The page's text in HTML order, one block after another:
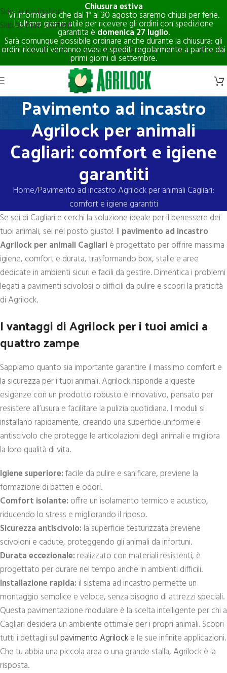
Chiusura estiva
Vi informiamo che dal 1° al 30 agosto saremo chiusi per ferie.
L'ultimo giorno utile per ricevere gli ordini con spedizione
garantita è domenica 27 luglio.
Sarà comunque possibile ordinare anche durante la chiusura: gli
ordini ricevuti verranno evasi e spediti regolarmente a partire dai
primi giorni di settembre.
Skip to navigation
Skip to main content
Pavimento ad incastro
Agrilock per animali
Cagliari: comfort e igiene
garantiti
Home Pavimento ad incastro Agrilock per animali Cagliari:
comfort e igiene garantiti
Se sei di Cagliari e cerchi la soluzione ideale per il benessere dei
tuoi animali, sei nel posto giusto! Il pavimento ad incastro
Agrilock per animali Cagliari è progettato per offrire massima
igiene, comfort e durata, trasformando box, stalle e aree
dedicate in ambienti sicuri e facili da gestire. Dimentica i problemi
legati a pavimenti scivolosi o difficili da pulire e scopri la praticità
di Agrilock.
I vantaggi di Agrilock per i tuoi amici a
quattro zampe
Sappiamo quanto sia importante garantire il massimo comfort e
la sicurezza per i tuoi animali. Agrilock risponde a queste
esigenze con un prodotto robusto e innovativo, pensato per
resistere all’usura e facilitare la pulizia quotidiana. I moduli si
installano rapidamente, creando una superficie uniforme e
antiscivolo che protegge le articolazioni degli animali e migliora
la loro qualità di vita.
Igiene superiore:facile da pulire e sanificare, previene la
formazione di batteri e odori.
Comfort isolante: offre un isolamento termico e acustico,
riducendo lo stress e migliorando il riposo.
Sicurezza antiscivolo: la superficie testurizzata previene
scivoloni e cadute, proteggendo gli animali da infortuni.
Durata eccezionale: realizzato con materiali resistenti, è
progettato per durare nel tempo anche in ambienti difficili.
Installazione rapida: il sistema ad incastro permette un
montaggio semplice e veloce, senza bisogno di attrezzi speciali.
Questa pavimentazione modulare è la scelta intelligente per chi a
Cagliari desidera un ambiente ottimale per i propri animali. Scopri
tutti i dettagli sulpavimento Agrilocke le sue infinite applicazioni.
Che tu abbia una piccola area o una grande stalla, Agrilock è la
risposta.